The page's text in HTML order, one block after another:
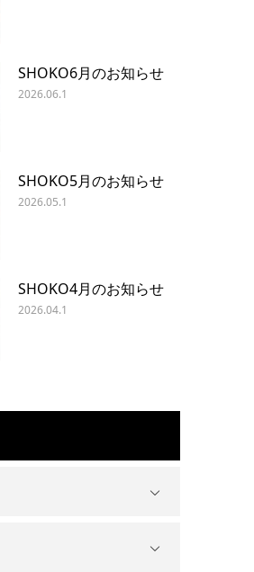
SHOKO6月のお知らせ
2026.06.1
SHOKO5月のお知らせ
2026.05.1
SHOKO4月のお知らせ
2026.04.1